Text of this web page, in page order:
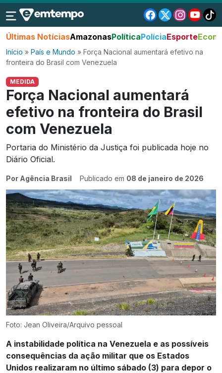
Últimas NotíciasAmazonasPolíticaPolíciaEsporte
Início » País e Mundo » Força Nacional aumentará efetivo na
fronteira do Brasil com Venezuela
MEDIDA
Força Nacional aumentará
efetivo na fronteira do Brasil
com Venezuela
Portaria do Ministério da Justiça foi publicada hoje no
Diário Oficial.
Por Agência Brasil Publicado em 08 de janeiro de 2026
Foto: Jean Oliveira/Arquivo pessoal
A instabilidade política na Venezuela e as possíveis
consequências da ação militar que os Estados
Unidos realizaram no último sábado (3) para depor o